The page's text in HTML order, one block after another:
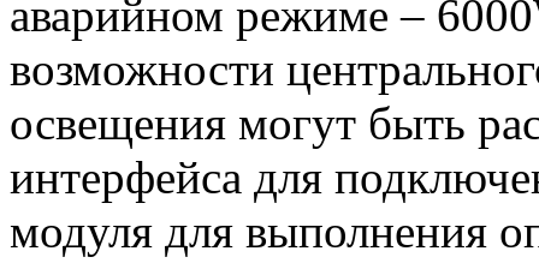
аварийном режиме –
возможности
освещения могут быть
интерфейса для
модуля для выполнения